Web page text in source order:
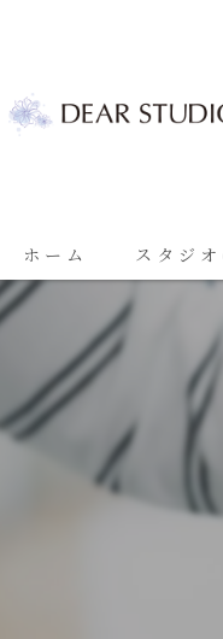
ホーム スタジ
ベビーフォト
七五三
ブライダル